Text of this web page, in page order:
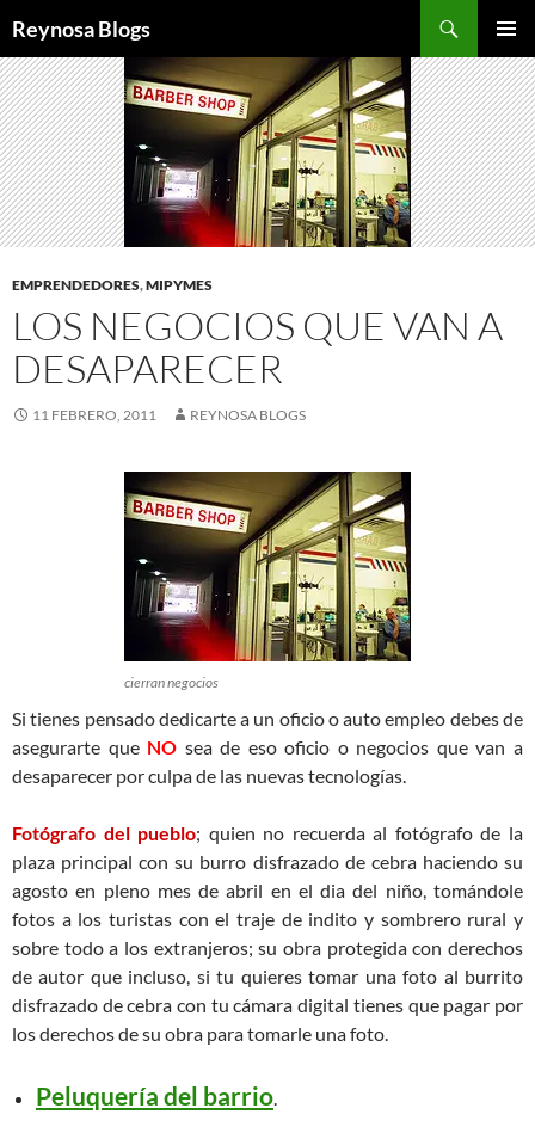
Reynosa Blogs
MENÚ
AL
CONTENIDO
EMPRENDEDORES,MIPYMES
LOS NEGOCIOS QUE VAN A
DESAPARECER
11 FEBRERO, 2011 REYNOSA BLOGS
cierran negocios
Si tienes pensado dedicarte a un oficio o auto empleo debes de
asegurarte que NO sea de eso oficio o negocios que van a
desaparecer por culpa de las nuevas tecnologías.
Fotógrafo del pueblo; quien no recuerda al fotógrafo de la
plaza principal con su burro disfrazado de cebra haciendo su
agosto en pleno mes de abril en el dia del niño, tomándole
fotos a los turistas con el traje de indito y sombrero rural y
sobre todo a los extranjeros; su obra protegida con derechos
de autor que incluso, si tu quieres tomar una foto al burrito
disfrazado de cebra con tu cámara digital tienes que pagar por
los derechos de su obra para tomarle una foto.
Peluquería del barrio.